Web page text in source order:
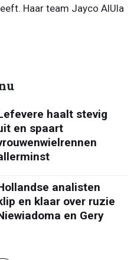
Haar team Jayco AlUla
haalt stevig
en spaart
analisten
en klaar over ruzie
en Gery